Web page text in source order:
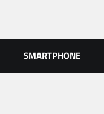
SMARTPHONE